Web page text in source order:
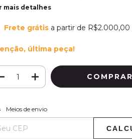
mais detalhes
Frete grátis a partir de R$2.000,00
última peça!
para o CEP:
Meios de envio